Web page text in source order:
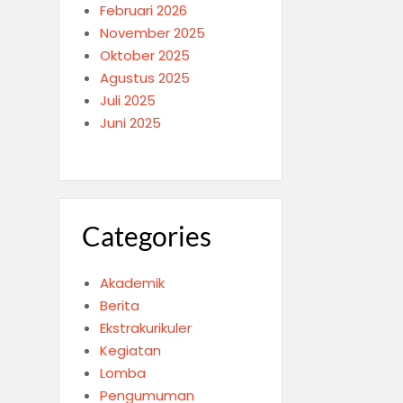
Februari 2026
November 2025
Oktober 2025
Agustus 2025
Juli 2025
Juni 2025
Categories
Akademik
Berita
Ekstrakurikuler
Kegiatan
Lomba
Pengumuman